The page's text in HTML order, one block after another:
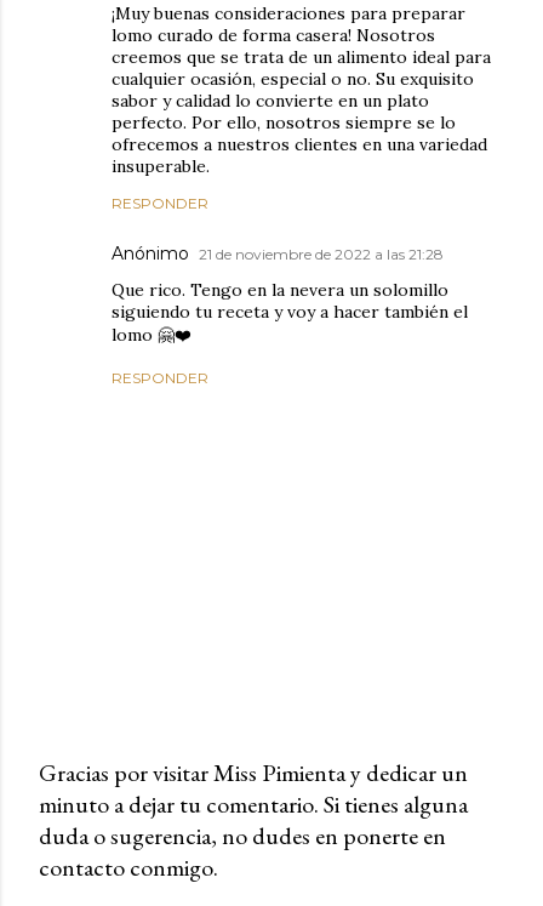
¡Muy buenas consideraciones para preparar
lomo curado de forma casera! Nosotros
creemos que se trata de un alimento ideal para
cualquier ocasión, especial o no. Su exquisito
sabor y calidad lo convierte en un plato
perfecto. Por ello, nosotros siempre se lo
ofrecemos a nuestros clientes en una variedad
insuperable.
RESPONDER
Anónimo 21 de noviembre de 2022 a las 21:28
Que rico. Tengo en la nevera un solomillo
siguiendo tu receta y voy a hacer también el
lomo 🤗❤️
RESPONDER
P
u
b
Gracias por visitar Miss Pimienta y dedicar un
minuto a dejar tu comentario. Si tienes alguna
duda o sugerencia, no dudes en ponerte en
contacto conmigo.